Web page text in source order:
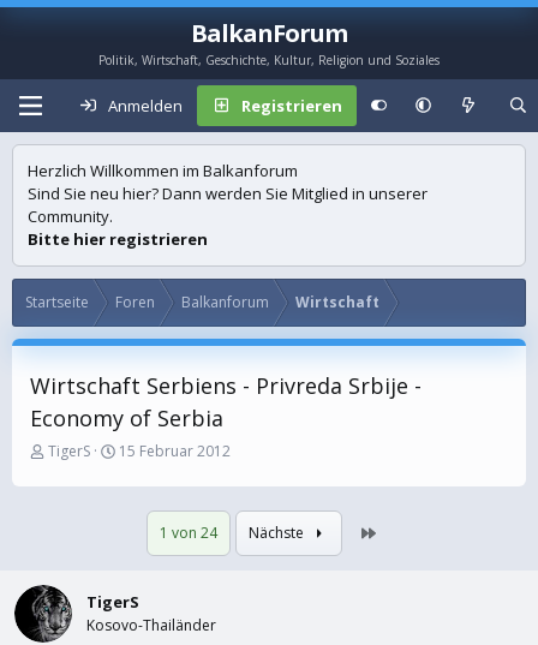
BalkanForum
Politik, Wirtschaft, Geschichte, Kultur, Religion und Soziales
Anmelden Registrieren
Herzlich Willkommen im Balkanforum
Sind Sie neu hier? Dann werden Sie Mitglied in unserer
Community.
Bitte hier registrieren
Startseite Foren Balkanforum Wirtschaft
Wirtschaft Serbiens - Privreda Srbije -
Economy of Serbia
E
s
e
r
TigerS
E
s
t
a
15 Februar 2012
1 von 24 Nächste
TigerS
Kosovo-Thailänder